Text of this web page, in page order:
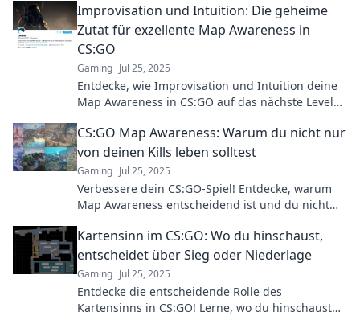
Improvisation und Intuition: Die geheime
Zutat für exzellente Map Awareness in
CS:GO
Gaming Jul 25, 2025
Entdecke, wie Improvisation und Intuition deine
Map Awareness in CS:GO auf das nächste Level
dich!
CS:GO Map Awareness: Warum du nicht nur
von deinen Kills leben solltest
Gaming Jul 25, 2025
Verbessere dein CS:GO-Spiel! Entdecke, warum
Map Awareness entscheidend ist und du nicht
Kartensinn im CS:GO: Wo du hinschaust,
entscheidet über Sieg oder Niederlage
Gaming Jul 25, 2025
Entdecke die entscheidende Rolle des
Kartensinns in CS:GO! Lerne, wo du hinschaust